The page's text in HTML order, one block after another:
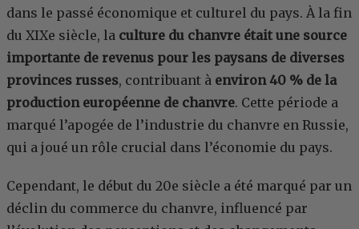
dans le passé économique et culturel du pays. À la fin
du XIXe siècle, la culture du chanvre était une source
importante de revenus pour les paysans de diverses
provinces russes, contribuant à environ 40 % de la
production européenne de chanvre. Cette période a
marqué l’apogée de l’industrie du chanvre en Russie,
qui a joué un rôle crucial dans l’économie du pays.
Cependant, le début du 20e siècle a été marqué par un
déclin du commerce du chanvre, influencé par